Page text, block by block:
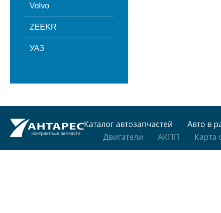
Volvo
ZEEKR
УАЗ
Каталог автозапчастей
Авто в
Двигатели
АКПП Карта